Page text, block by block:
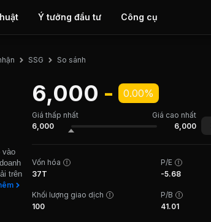
Ý tưởng đầu tư Công cụ
SSG So sánh
vào
trên
6,000 - 0.00%
Giá thấp nhất
Giá cao nhất
6,000
6,000
Vốn hóa
37T
P/E
-5.68
Khối lượng giao dịch
100
P/B
41.01